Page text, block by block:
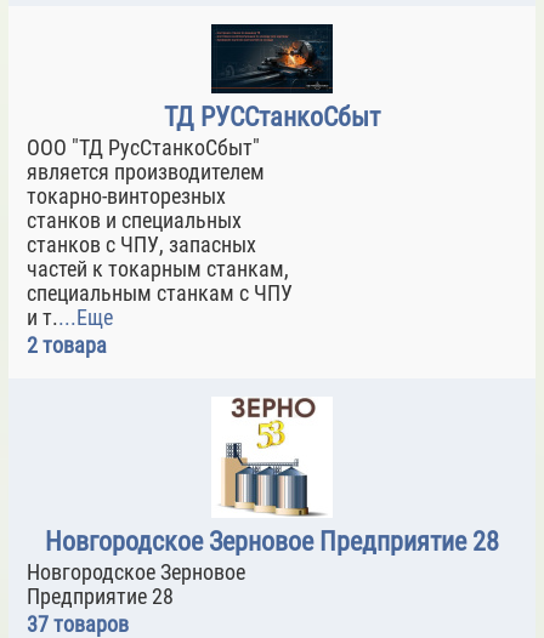
ТД РУССтанкоСбыт
ООО "ТД РусСтанкоСбыт"
является производителем
токарно-винторезных
станков и специальных
станков с ЧПУ, запасных
частей к токарным станкам,
специальным станкам с ЧПУ
и т....Еще
2 товара
Новгородское Зерновое Предприятие 28
Новгородское Зерновое
Предприятие 28
37 товаров